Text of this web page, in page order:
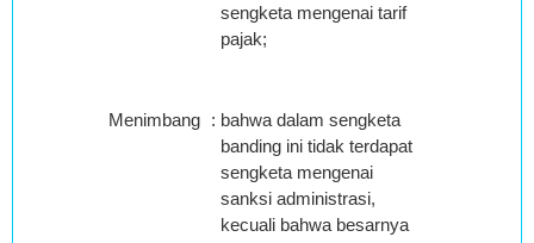
sengketa mengenai tarif
pajak;
Menimbang : bahwa dalam sengketa
banding ini tidak terdapat
sengketa mengenai
sanksi administrasi,
kecuali bahwa besarnya